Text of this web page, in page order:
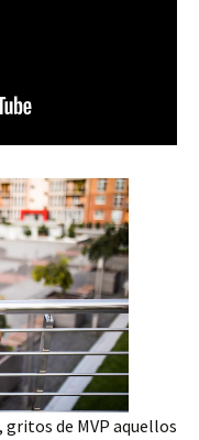
de MVP aquellos